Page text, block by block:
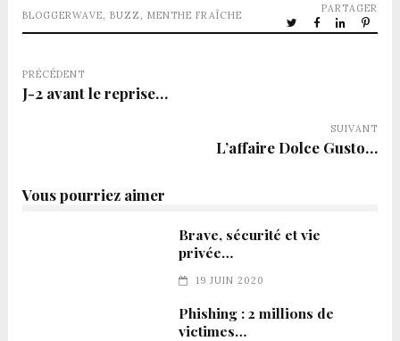
BLOGGERWAVE, BUZZ, MENTHE FRAÎCHE
PARTAGER
PRÉCÉDENT
J-2 avant le reprise…
SUIVANT
L’affaire Dolce Gusto…
Vous pourriez aimer
Brave, sécurité et vie
privée…
19 JUIN 2020
Phishing : 2 millions de
victimes…